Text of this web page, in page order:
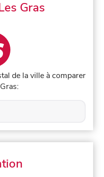
Gras
de la ville à comparer